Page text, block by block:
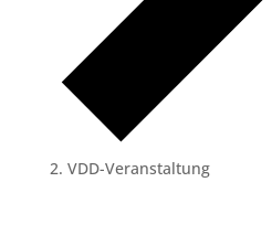
VDD-Veranstaltung